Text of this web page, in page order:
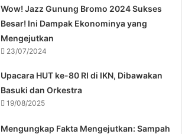
Wow! Jazz Gunung Bromo 2024 Sukses
Besar! Ini Dampak Ekonominya yang
Mengejutkan
23/07/2024
Upacara HUT ke-80 RI di IKN, Dibawakan
Basuki dan Orkestra
19/08/2025
Mengungkap Fakta Mengejutkan: Sampah